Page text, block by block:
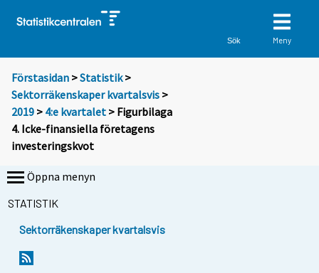
Sök Meny
Förstasidan >Statistik >
Sektorräkenskaper kvartalsvis >
2019 > 4:e kvartalet > Figurbilaga
4. Icke-finansiella företagens
investeringskvot
Öppna menyn
STATISTIK
Sektorräkenskaper kvartalsvis